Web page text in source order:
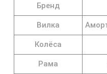
Бренд
Вилка
Колёса
Рама